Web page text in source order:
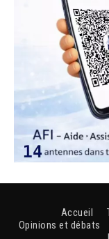
Accueil
Opinions et débats